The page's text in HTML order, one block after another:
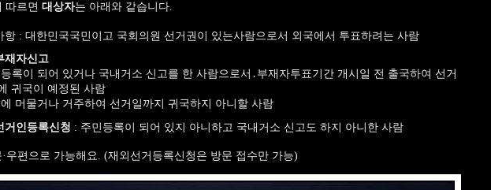
따르면 대상자는 아래와 같습니다.
항 : 대한민국국민이고 국회의원 선거권이 있는사람으로서 외국에서 투표하려는 사람
재자신고
록이 되어 있거나 국내거소 신고를 한 사람으로서․부재자투표기간 개시일 전 출국하여 선거
귀국이 예정된 사람
머물거나 거주하여 선거일까지 귀국하지 아니할 사람
거인등록신청 : 주민등록이 되어 있지 아니하고 국내거소 신고도 하지 아니한 사람
우편으로 가능해요. (재외선거등록신청은 방문 접수만 가능)